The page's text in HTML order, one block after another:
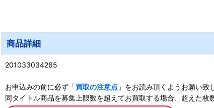
商品詳細
201033034265
お申込みの前に必ず「買取の注意点 」をお読み頂くようお願い致
同タイトル商品を募集上限数を超えてお買取する場合、超えた